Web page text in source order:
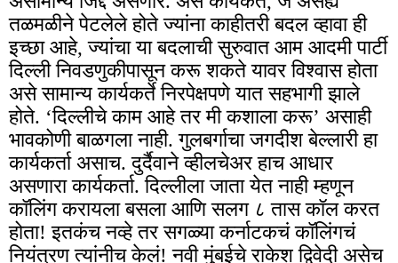
तळमळीने पेटलेले होते ज्यांना काहीतरी बदल व्हावा ही
इच्छा आहे, ज्यांचा या बदलाची सुरुवात आम आदमी पार्टी
दिल्ली निवडणुकीपासून करू शकते यावर विश्वास होता
असे सामान्य कार्यकर्ते निरपेक्षपणे यात सहभागी झाले
होते. ‘दिल्लीचे काम आहे तर मी कशाला करू’ असाही
भावकोणी बाळगला नाही. गुलबर्गाचा जगदीश बेल्लारी हा
कार्यकर्ता असाच. दुर्दैवाने व्हीलचेअर हाच आधार
असणारा कार्यकर्ता. दिल्लीला जाता येत नाही म्हणून
कॉलिंग करायला बसला आणि सलग ८ तास कॉल करत
होता! इतकंच नव्हे तर सगळ्या कर्नाटकचं कॉलिंगचं
नियंत्रण त्यांनीच केलं! नवी मुंबईचे राकेश द्विवेदी असेच